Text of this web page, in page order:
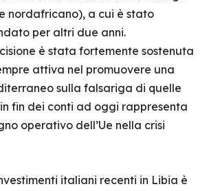
nordafricano), a cui è stato
per altri due anni.
è stata fortemente sostenuta
attiva nel promuovere una
sulla falsariga di quelle
fin dei conti ad oggi rappresenta
operativo dell’Ue nella crisi
italiani recenti in Libia è